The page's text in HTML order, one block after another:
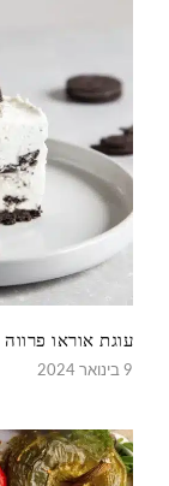
עוגת אוראו
9 בינואר 2024